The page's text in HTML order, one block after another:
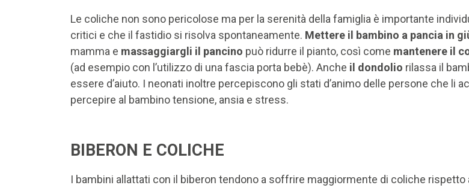
Le coliche non sono pericolose ma per la serenità della famiglia è importante
critici e che il fastidio si risolva spontaneamente. Mettere il bambino a pancia in
mamma e massaggiargli il pancino può ridurre il pianto, così come mantenere il
(ad esempio con l’utilizzo di una fascia porta bebè). Anche il dondolio rilassa il
essere d’aiuto. I neonati inoltre percepiscono gli stati d’animo delle persone che li
percepire al bambino tensione, ansia e stress.
BIBERON E COLICHE
I bambini allattati con il biberon tendono a soffrire maggiormente di coliche